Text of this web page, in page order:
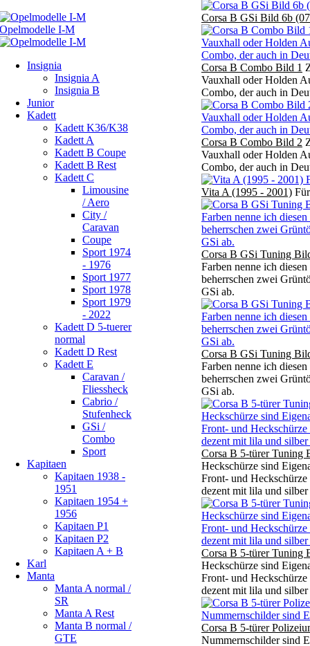
Insignia
Insignia A
Insignia B
Junior
Kadett
Kadett K36/K38
Kadett A
Kadett B Coupe
Kadett B Rest
Kadett C
Limousine
/ Aero
City /
Caravan
Coupe
Sport 1974
- 1976
Sport 1977
Sport 1978
Sport 1979
- 2022
Kadett D 5-tuerer
normal
Kadett D Rest
Kadett E
Caravan /
Fliessheck
Cabrio /
Stufenheck
GSi /
Combo
Sport
Kapitaen
Kapitaen 1938 -
1951
Kapitaen 1954 +
1956
Kapitaen P1
Kapitaen P2
Kapitaen A + B
Karl
Manta
Manta A normal /
SR
Manta A Rest
Manta B normal /
GTE
Corsa B GSi Bild 6b
Corsa B Combo Bild 1
Vauxhall oder Holden
Combo, der auch in
Corsa B Combo Bild 2
Vauxhall oder Holden
Combo, der auch in
Vita A (1995 - 2001)
Corsa B GSi Tuning
Farben nenne ich
beherrschen zwei
GSi ab.
Corsa B GSi Tuning
Farben nenne ich
beherrschen zwei
GSi ab.
Corsa B 5-türer Tuning
Heckschürze sind
Front- und
dezent mit lila und
Corsa B 5-türer Tuning
Heckschürze sind
Front- und
dezent mit lila und
Corsa B 5-türer
Nummernschilder sind